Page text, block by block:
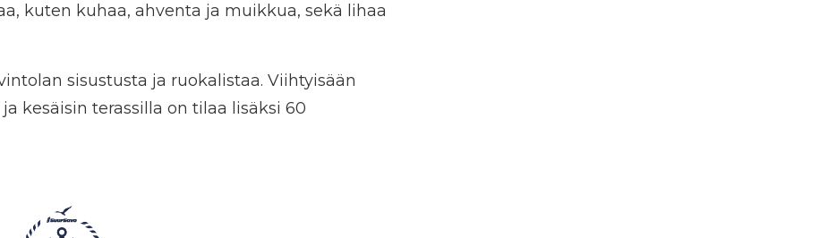
kuten kuhaa, ahventa ja muikkua, sekä lihaa
sisustusta ja ruokalistaa. Viihtyisään
kesäisin terassilla on tilaa lisäksi 60